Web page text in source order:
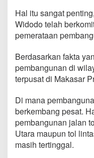
Hal itu sangat
Widodo telah
pemerataan
Berdasarkan fakta
pembangunan di
terpusat di Makasar
Di mana
berkembang pesat.
pembangunan jalan
Utara maupun tol
masih tertinggal.